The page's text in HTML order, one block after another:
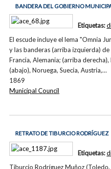
BANDERA DEL GOBIERNO
El escude incluye el lema "Omnia
y las banderas (arriba izquierda)
Francia, Alemania; (arriba
(abajo), Noruega, Suecia, Austria,…
1869
Etiquetas:
Municipal Council
RETRATO DE TIBURCIO RODRÍGUEZ
Tiburcio Rodríguez Muñoz
Etiquetas: